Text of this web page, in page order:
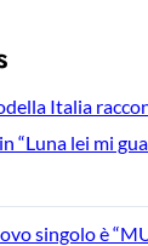
Italia
“Luna lei mi
singolo è